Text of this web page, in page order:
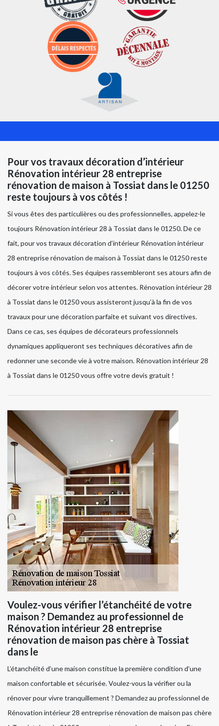
Pour vos travaux décoration d’intérieur
Rénovation intérieur 28 entreprise
rénovation de maison à Tossiat dans le 01250
reste toujours à vos côtés !
Si vous êtes des particulières ou des professionnelles, appelez-le
toujours Rénovation intérieur 28 à Tossiat dans le 01250. De ce
fait, pour vos travaux décoration d’intérieur Rénovation intérieur
28 entreprise rénovation de maison à Tossiat dans le 01250 reste
toujours à vos côtés. Ses équipes rassembleront ses atours afin de
décorer votre intérieur selon vos attentes. Rénovation intérieur 28
à Tossiat dans le 01250 vous assisteront jusqu’à la fin de vos
travaux pour une décoration parfaite et suivant vos directives.
Dans ce cas, ses équipes de décorateurs professionnels
dynamiques appliqueront ses techniques décoratives afin de
redonner une seconde vie à votre maison. Rénovation intérieur 28
à Tossiat dans le 01250 vous offre votre devis gratuit !
Voulez-vous vérifier l’étanchéité de votre
maison ? Demandez au professionnel de
Rénovation intérieur 28 entreprise
rénovation de maison pas chère à Tossiat
dans le
L’étanchéité d’une maison constitue la première condition d’une
maison confortable et sécurisée. Voulez-vous la vérifier ou la
rénover pour vivre tranquillement ? Demandez au professionnel de
Rénovation intérieur 28 entreprise rénovation de maison pas chère